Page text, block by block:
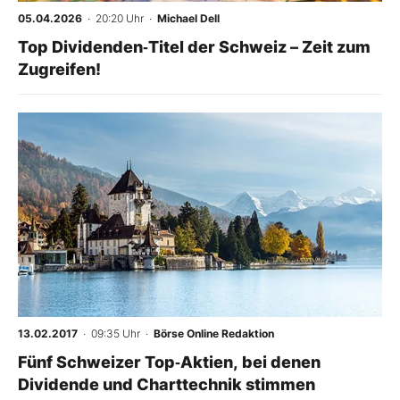
Folgen Sie uns
Kontakt
05.04.2026 · 20:20 Uhr · Michael Dell
Top Dividenden‑Titel der Schweiz – Zeit zum
Zugreifen!
13.02.2017 · 09:35 Uhr · Börse Online Redaktion
Fünf Schweizer Top‑Aktien, bei denen
Dividende und Charttechnik stimmen